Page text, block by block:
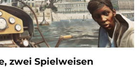
zwei Spielweisen